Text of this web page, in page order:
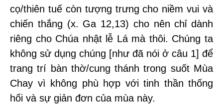
cọ/thiên tuế còn tượng trưng cho niềm vui và
chiến thắng (x. Ga 12,13) cho nên chỉ dành
riêng cho Chúa nhật lễ Lá mà thôi. Chúng ta
không sử dụng chúng [như đã nói ở câu 1] để
trang trí bàn thờ/cung thánh trong suốt Mùa
Chay vì không phù hợp với tinh thần thống
hối và sự giản đơn của mùa này.